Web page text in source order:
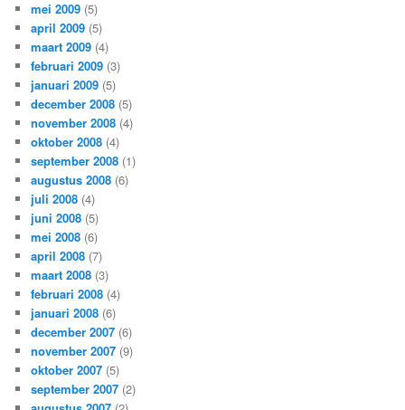
mei 2009 (5)
april 2009 (5)
maart 2009 (4)
februari 2009 (3)
januari 2009 (5)
december 2008 (5)
november 2008 (4)
oktober 2008 (4)
september 2008 (1)
augustus 2008 (6)
juli 2008 (4)
juni 2008 (5)
mei 2008 (6)
april 2008 (7)
maart 2008 (3)
februari 2008 (4)
januari 2008 (6)
december 2007 (6)
november 2007 (9)
oktober 2007 (5)
september 2007 (2)